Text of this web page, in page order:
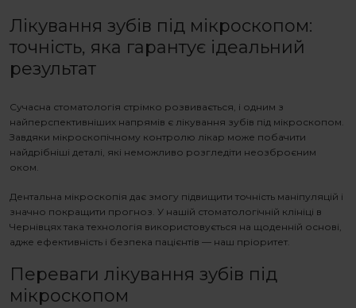
Лікування зубів під мікроскопом:
точність, яка гарантує ідеальний
результат
Сучасна стоматологія стрімко розвивається, і одним з
найперспективніших напрямів є лікування зубів під мікроскопом.
Завдяки мікроскопічному контролю лікар може побачити
найдрібніші деталі, які неможливо розгледіти неозброєним
оком.
Дентальна мікроскопія дає змогу підвищити точність маніпуляцій і
значно покращити прогноз. У нашій стоматологічній клініці в
Чернівцях така технологія використовується на щоденній основі,
адже ефективність і безпека пацієнтів — наш пріоритет.
Переваги лікування зубів під
мікроскопом